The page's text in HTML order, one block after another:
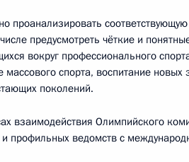
Москвы Сергеем
Показать предыдущие
проанализировать соответствующую
предусмотреть чёткие и
вокруг профессионального
спорта, воспитание новых
поколений.
взаимодействия Олимпийского
профильных ведомств с